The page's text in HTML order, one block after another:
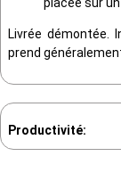
Livrée démontée.
prend
Productivité: